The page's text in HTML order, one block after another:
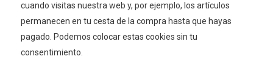
cuando visitas nuestra web y, por ejemplo, los artículos
permanecen en tu cesta de la compra hasta que hayas
pagado. Podemos colocar estas cookies sin tu
consentimiento.